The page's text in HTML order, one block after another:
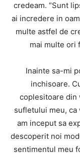
credeam. “Sunt
ai incredere in
multe astfel de
mai multe ori
Inainte sa-mi
inchisoare.
coplesitoare din
sufletului meu, ca
am inceput sa
descoperit noi
sentimentul meu